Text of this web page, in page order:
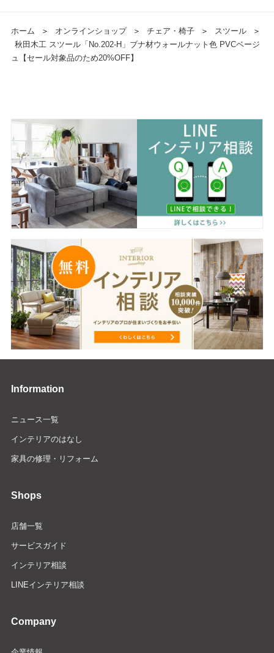
ホーム ＞ オンラインショップ ＞ チェア・椅子 ＞ スツール
＞
秋田木工 スツール「No.202-H」ブナ材ウォールナット色 PVCベージ
ュ【セール対象品のため20%OFF】
Information
ニュース一覧
インテリアのはなし
家具の修理・リフォーム
Shops
店舗一覧
サービスガイド
インテリア相談
LINEインテリア相談
Company